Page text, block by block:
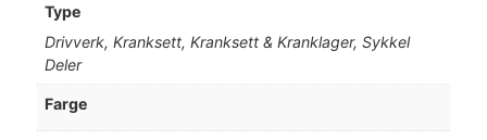
Type
Drivverk, Kranksett, Kranksett & Kranklager, Sykkel
Deler
Farge